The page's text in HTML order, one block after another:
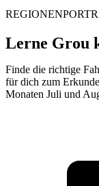
Lerne Grou
Finde die richtige
für dich zum
Monaten Juli und